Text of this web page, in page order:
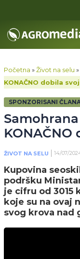
Početna »Život na selu »
KONAČNO dobila
SPONZORISANI
ŽIVOT NA SELU 14/07/
Kupovina
podršku
je cifru od 3015
koje su na ovaj
svog krova nad